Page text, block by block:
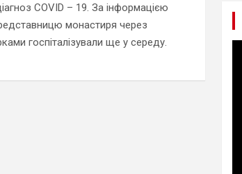
COVID – 19. За інформацією
монастиря через
госпіталізували ще у середу.